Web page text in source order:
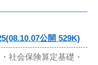
公開 529K)
社会保険算定基礎・